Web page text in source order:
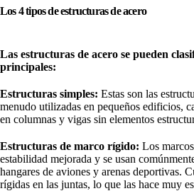
Los 4 tipos de estructuras de acero
Las estructuras de acero se pueden
principales:
Estructuras simples: Estas son las
menudo utilizadas en pequeños edificios,
en columnas y vigas sin elementos
Estructuras de marco rígido: Los
estabilidad mejorada y se usan
hangares de aviones y arenas deportivas.
rígidas en las juntas, lo que las hace muy